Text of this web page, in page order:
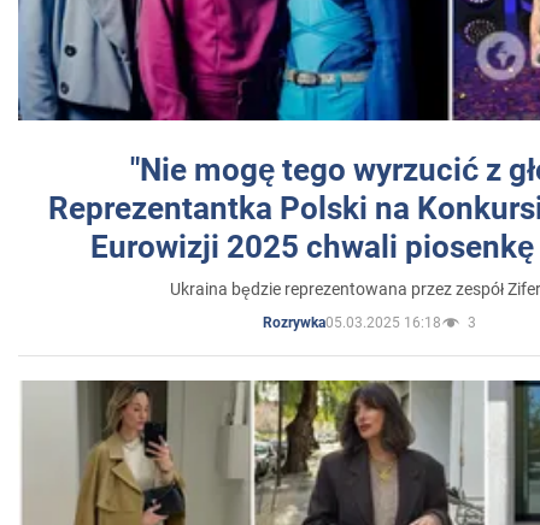
"Nie mogę tego wyrzucić z
Reprezentantka Polski na
Eurowizji 2025 chwali
Ukraina będzie reprezentowana przez zespół
Rozrywka05.03.2025 16:18 3